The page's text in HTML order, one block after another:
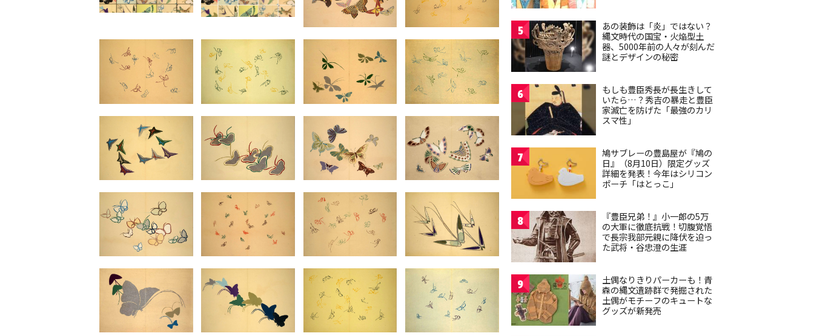
5
あの装飾は「炎」ではない？
縄文時代の国宝・火焔型土
器、5000年前の人々が刻んだ
謎とデザインの秘密
6
もしも豊臣秀長が長生きして
いたら…？秀吉の暴走と豊臣
家滅亡を防げた「最強のカリ
スマ性」
7
鳩サブレーの豊島屋が『鳩の
日』（8月10日）限定グッズ
詳細を発表！今年はシリコン
ポーチ「はとっこ」
8
『豊臣兄弟！』小一郎の5万
の大軍に徹底抗戦！切腹覚悟
で長宗我部元親に降伏を迫っ
た武将・谷忠澄の生涯
9
土偶なりきりパーカーも！青
森の縄文遺跡群で発掘された
土偶がモチーフのキュートな
グッズが新発売